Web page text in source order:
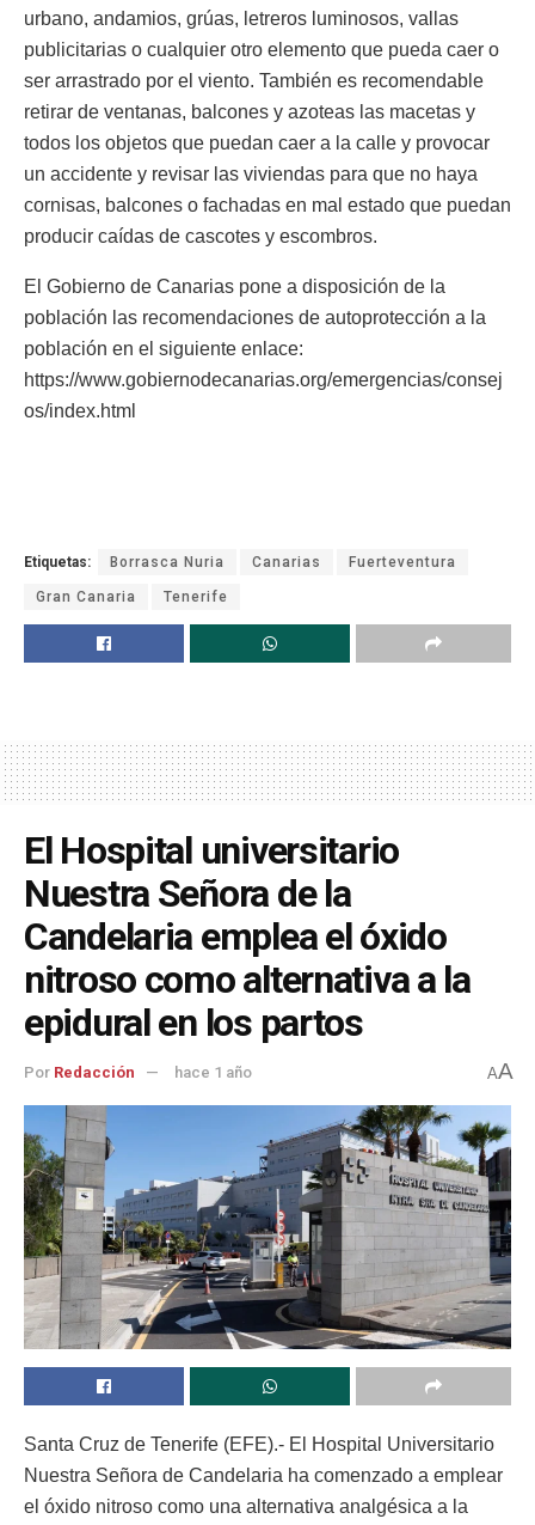
urbano, andamios, grúas, letreros luminosos, vallas
publicitarias o cualquier otro elemento que pueda caer o
ser arrastrado por el viento. También es recomendable
retirar de ventanas, balcones y azoteas las macetas y
todos los objetos que puedan caer a la calle y provocar
un accidente y revisar las viviendas para que no haya
cornisas, balcones o fachadas en mal estado que puedan
producir caídas de cascotes y escombros.
El Gobierno de Canarias pone a disposición de la
población las recomendaciones de autoprotección a la
población en el siguiente enlace:
https://www.gobiernodecanarias.org/emergencias/consej
os/index.html
Etiquetas: Borrasca Nuria Canarias Fuerteventura
Gran Canaria Tenerife
El Hospital universitario
Nuestra Señora de la
Candelaria emplea el óxido
nitroso como alternativa a la
epidural en los partos
Por Redacción hace 1 año AA
Santa Cruz de Tenerife (EFE).- El Hospital Universitario
Nuestra Señora de Candelaria ha comenzado a emplear
el óxido nitroso como una alternativa analgésica a la